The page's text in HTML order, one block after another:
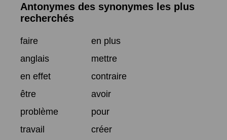
Antonymes des synonymes les plus
recherchés
faire
en plus
anglais
mettre
en effet
contraire
être
avoir
problème
pour
travail
créer